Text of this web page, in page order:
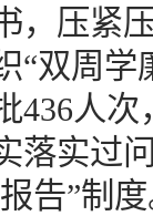
，压紧
“双周学
436人
落实过
告”制